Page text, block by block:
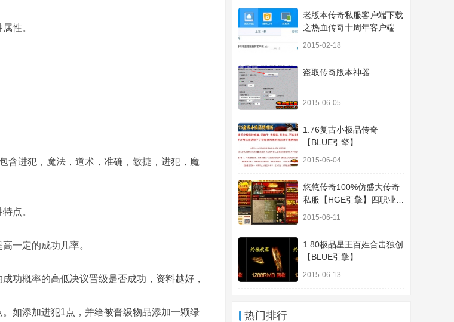
性。
进犯，魔法，道术，准确，敏捷，进犯，魔
点。
一定的成功几率。
概率的高低决议晋级是否成功，资料越好，
如添加进犯1点，并给被晋级物品添加一颗绿
老版本传奇私服客户端下载
之热血传奇十周年客户端下
2015-02-18
盗取传奇版本神器
2015-06-05
1.76复古小极品传奇
【BLUE引擎】
2015-06-04
悠悠传奇100%仿盛大传奇
私服【HGE引擎】四职业疯
2015-06-11
1.80极品星王百姓合击独创
【BLUE引擎】
2015-06-13
热门排行